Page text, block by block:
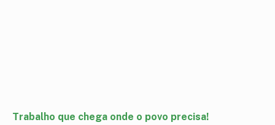
Trabalho que chega onde o povo precisa!